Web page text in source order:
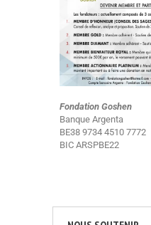
Fondation Goshen
Banque Argenta
BE38 9734 4510 7772
BIC ARSPBE22